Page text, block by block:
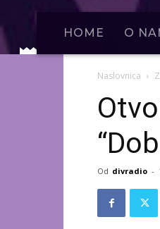
HOME O
Naslovnica
Od divradio -